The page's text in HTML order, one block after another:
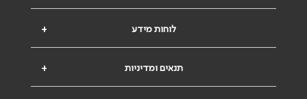
+ לוחות מידע
+ תנאים ומדיניות